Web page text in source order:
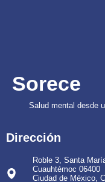
Sorece
Salud mental desde
Dirección
Roble 3, Santa
Cuauhtémoc 06400
Ciudad de México,